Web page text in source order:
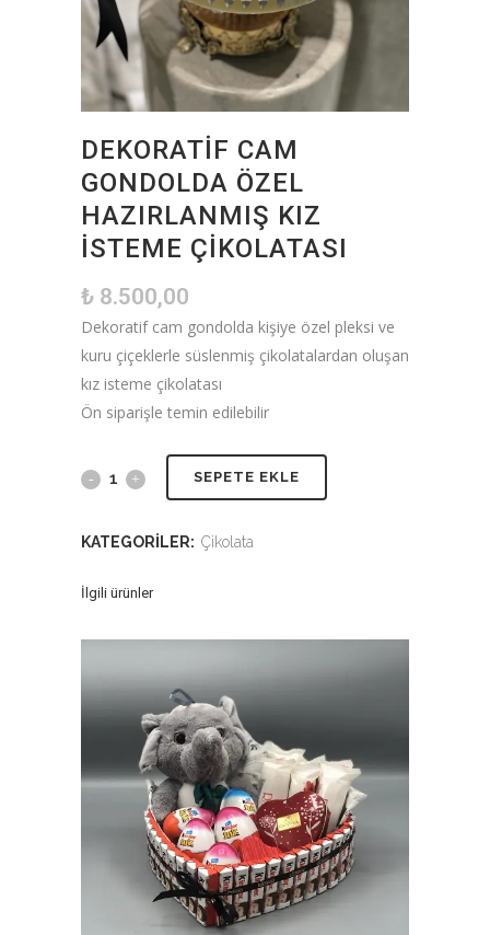
DEKORATIF CAM
GONDOLDA ÖZEL
HAZIRLANMIŞ KIZ
İSTEME ÇIKOLATASI
₺ 8.500,00
Dekoratif cam gondolda kişiye özel pleksi ve
kuru çiçeklerle süslenmiş çikolatalardan oluşan
kız isteme çikolatası
Ön siparişle temin edilebilir
SEPETE EKLE
KATEGORILER: Çikolata
İlgili ürünler